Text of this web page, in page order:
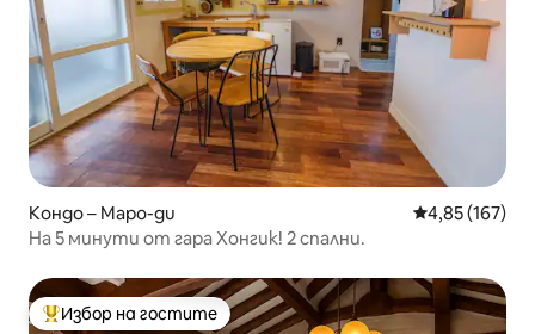
Кондо – Mapo-gu Средна
4,85 (167)
На 5 минути от гара Хонгик! 2 спални.
Най-популярен избор на гостите
Избор на гостите